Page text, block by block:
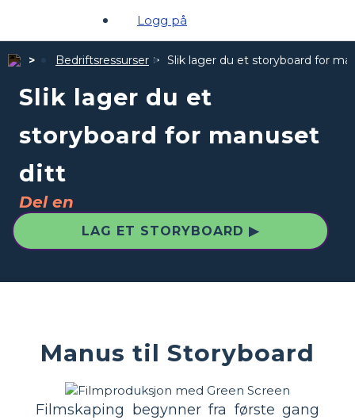
Logg på
Bedriftsressurser Slik lager du et storyboard for
Slik lager du et
storyboard for manuset
ditt
Del en
LAG ET STORYBOARD ▶
Manus til Storyboard
Filmskaping begynner fra første gang